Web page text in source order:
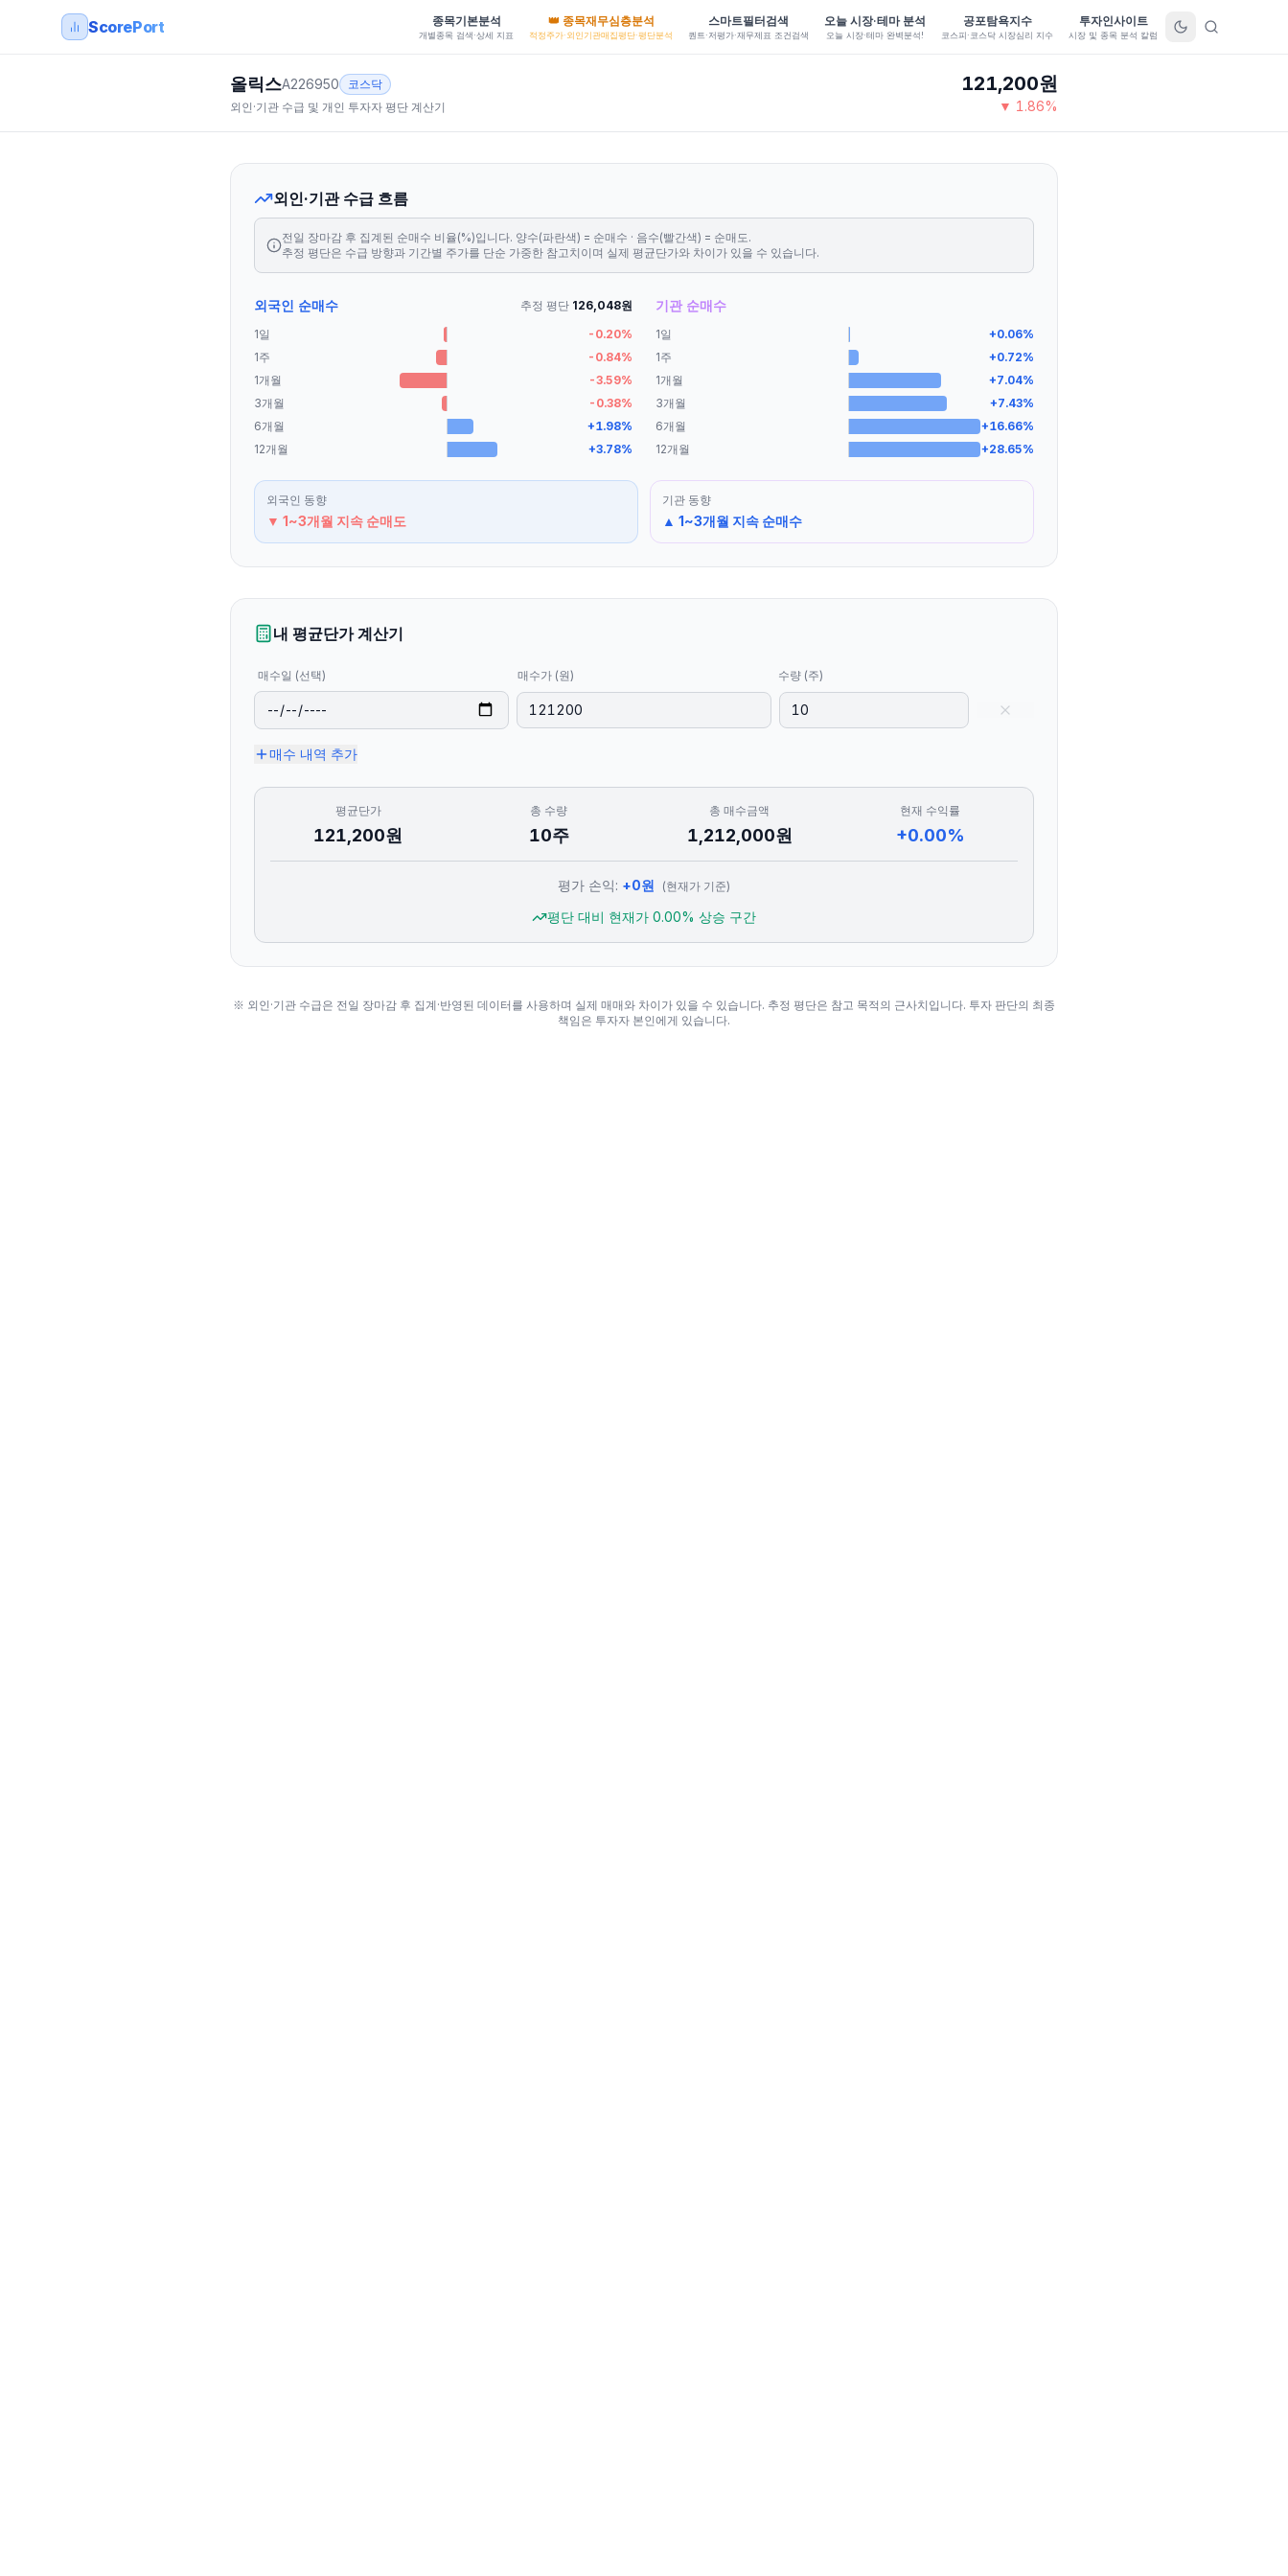
ScorePort 종목기본분석
개별종목 검색·상세 지표
👑 종목재무심층분석
적정주가·외인기관매집평단·평단분석
스마트필터검색
퀀트·저평가·재무제표 조건검색
오늘 시장·테마 분석
오늘 시장·테마 완벽분석!
공포탐욕지수
코스피·코스닥 시장심리 지수
투자인사이트
시장 및 종목 분석 칼럼
올릭스A226950
코스닥
외인·기관 수급 및 개인 투자자 평단 계산기
121,200원
▼ 1.86%
외인·기관 수급 흐름
전일 장마감 후 집계된 순매수 비율(%)입니다. 양수(파란색) = 순매수 · 음수(빨간색) = 순매도.
추정 평단은 수급 방향과 기간별 주가를 단순 가중한 참고치이며 실제 평균단가와 차이가 있을 수 있습니다.
외국인 순매수 추정 평단 126,048원
1일
-0.20%
1주
-0.84%
1개월
-3.59%
3개월
-0.38%
6개월
+1.98%
12개월
+3.78%
기관 순매수
1일 +0.06%
1주
+0.72%
1개월
+7.04%
3개월
+7.43%
6개월
+16.66%
12개월
+28.65%
외국인 동향
▼ 1~3개월 지속 순매도
기관 동향
▲ 1~3개월 지속 순매수
내 평균단가 계산기
매수일 (선택) 매수가 (원) 수량 (주)
매수 내역 추가
평균단가
121,200원
총 수량
10주
총 매수금액
1,212,000원
현재 수익률
+0.00%
평가 손익: +0원 (현재가 기준)
평단 대비 현재가 0.00% 상승 구간
※ 외인·기관 수급은 전일 장마감 후 집계·반영된 데이터를 사용하며 실제 매매와 차이가 있을 수 있습니다. 추정 평단은 참고 목적의 근사치입니다. 투자 판단의 최종
책임은 투자자 본인에게 있습니다.